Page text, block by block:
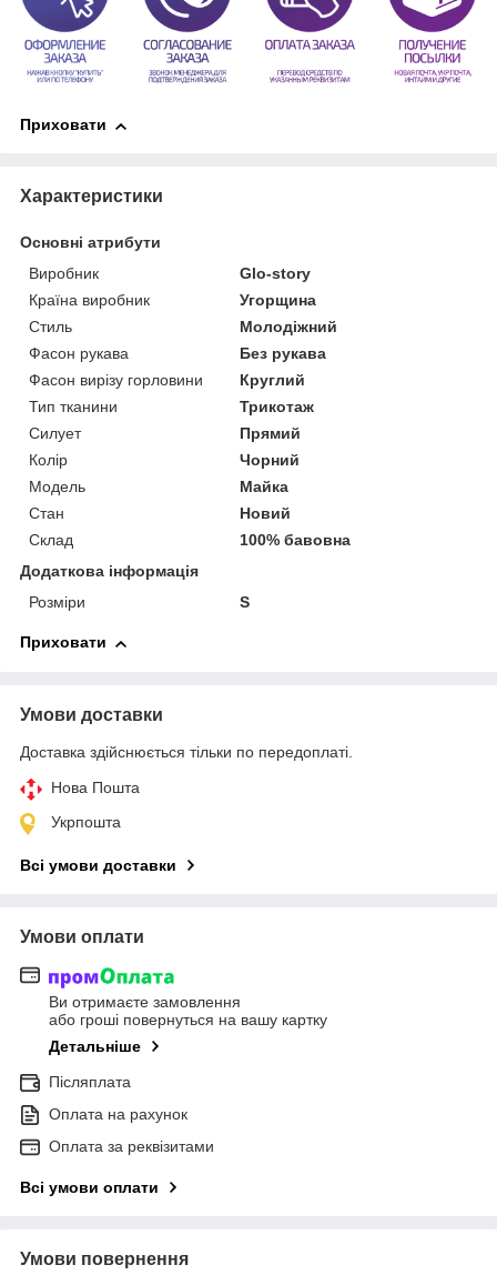
Приховати
Характеристики
Основні атрибути
Виробник
Glo-story
Країна виробник
Угорщина
Стиль
Молодіжний
Фасон рукава
Без рукава
Фасон вирізу горловини
Круглий
Тип тканини
Трикотаж
Силует
Прямий
Колір
Чорний
Модель
Майка
Стан
Новий
Склад
100% бавовна
Додаткова інформація
Розміри
S
Приховати
Умови доставки
Доставка здійснюється тільки по передоплаті.
Нова Пошта
Укрпошта
Всі умови доставки
Умови оплати
Ви отримаєте замовлення
або гроші повернуться на вашу картку
Детальніше
Післяплата
Оплата на рахунок
Оплата за реквізитами
Всі умови оплати
Умови повернення